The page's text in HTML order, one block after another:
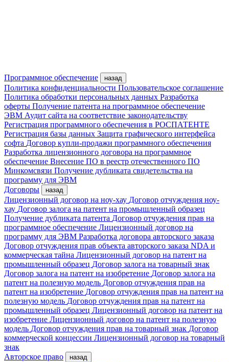
Программное обеспечение назад
Политика конфиденциальности Пользовательское соглашение
Политика обработки персональных данных Разработка
оферты Получение патента на программное обеспечение
ЭВМ Аудит сайта на соответствие законодательству
Регистрация программного обеспечения в РОСПАТЕНТЕ
Регистрация базы данных Защита графического интерфейса
софта Договор купли-продажи программного обеспечения
Разработка лицензионного договора на программное
обеспечение Внесение ПО в реестр отечественного ПО
Минкомсвязи Получение дубликата свидетельства на
программу для ЭВМ
Договоры
назад
Лицензионный договор на ноу-хау Договор отчуждения ноу-
хау Договор залога на патент на промышленный образец
Получение дубликата патента Договор отчуждения прав на
программное обеспечение Лицензионный договор на
программу для ЭВМ Разработка договора авторского заказа
Договор отчуждения прав объекта авторского заказа NDA и
коммерческая тайна Лицензионный договор на патент на
промышленный образец Договор залога на товарный знак
Договор залога на патент на изобретение Договор залога на
патент на полезную модель Договор отчуждения прав на
патент на изобретение Договор отчуждения прав на патент на
полезную модель Договор отчуждения прав на патент на
промышленный образец Лицензионный договор на патент на
изобретение Лицензионный договор на патент на полезную
модель Договор отчуждения прав на товарный знак Договор
коммерческой концессии Лицензионный договор на товарный
знак
Авторское право
назад